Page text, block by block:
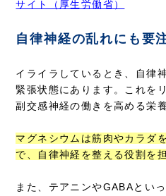
サイト（厚生労働省）
自律神経の乱れにも要
イライラしているとき、自律
緊張状態にあります。これを
副交感神経の働きを高める栄
マグネシウムは筋肉やカラダ
で、自律神経を整える役割を
また、テアニンやGABAとい